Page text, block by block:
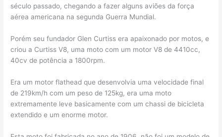
século passado, chegando a fazer alguns aviões da força
aérea americana na segunda Guerra Mundial.
Porém seu fundador Glen Curtiss era apaixonado por motos, e
criou a Curtiss V8, uma moto com um motor V8 de 4410cc,
40cv de potência a 1800rpm.
Era um motor flathead que desenvolvia uma velocidade final
de 219km/h com um peso de 125kg, era uma moto
extremamente leve basicamente com um chassi de bicicleta
extendido e um enorme motor.